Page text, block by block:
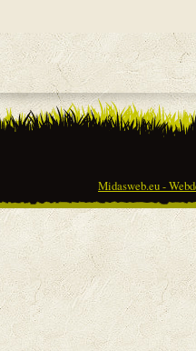
Midasweb.eu -